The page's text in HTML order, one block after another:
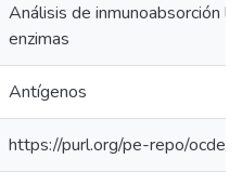
Análisis de inmunoabsorción
enzimas
Antígenos
https://purl.org/pe-repo/ocde/